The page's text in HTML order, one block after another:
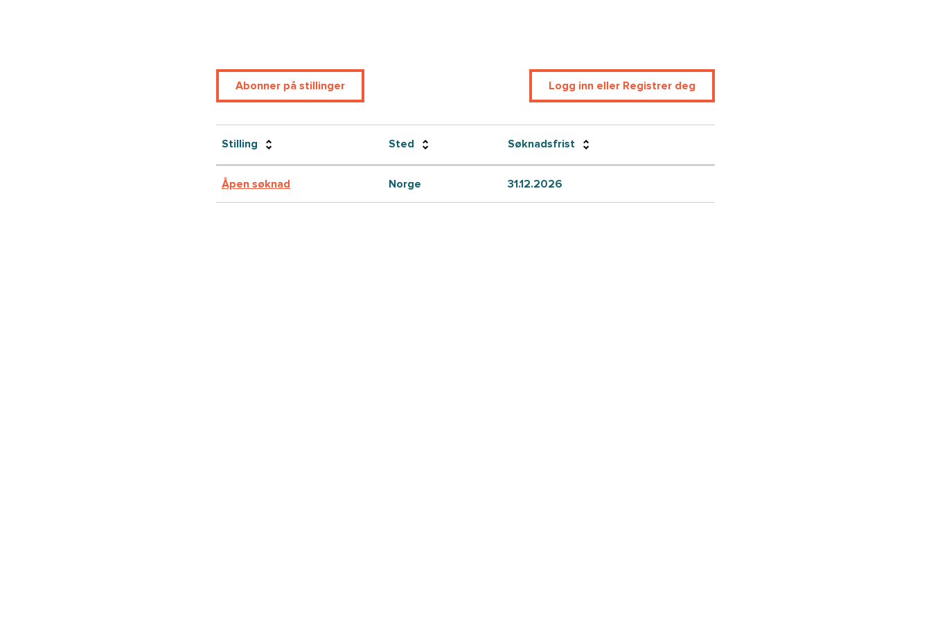
Abonner på stillinger Logg inn eller Registrer deg
Stilling Sted Søknadsfrist
Åpen søknad Norge 31.12.2026